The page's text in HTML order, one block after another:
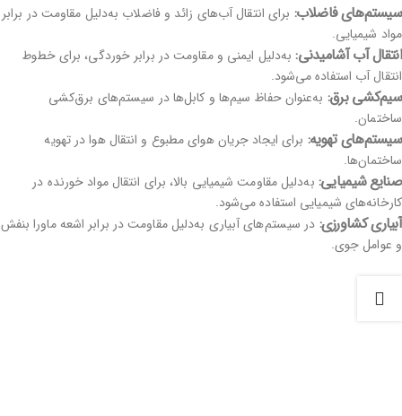
سیستم‌های فاضلاب: برای انتقال آب‌های زائد و فاضلاب به‌دلیل مقاومت در برابر
مواد شیمیایی.
انتقال آب آشامیدنی:به‌دلیل ایمنی و مقاومت در برابر خوردگی، برای خطوط
انتقال آب استفاده می‌شود.
سیم‌کشی برق: به‌عنوان حفاظ سیم‌ها و کابل‌ها در سیستم‌های برق‌کشی
ساختمان.
سیستم‌های تهویه: برای ایجاد جریان هوای مطبوع و انتقال هوا در تهویه
ساختمان‌ها.
صنایع شیمیایی: به‌دلیل مقاومت شیمیایی بالا، برای انتقال مواد خورنده در
کارخانه‌های شیمیایی استفاده می‌شود.
آبیاری کشاورزی: در سیستم‌های آبیاری به‌دلیل مقاومت در برابر اشعه ماورا بنفش
و عوامل جوی.